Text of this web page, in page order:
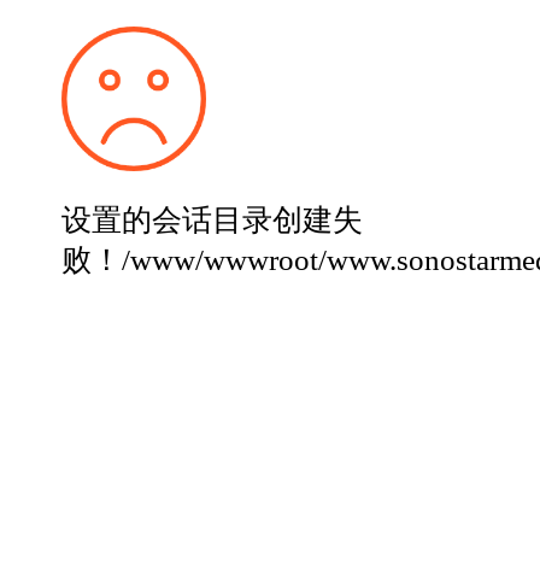
设置的会话目录创建失
败！/www/wwwroot/